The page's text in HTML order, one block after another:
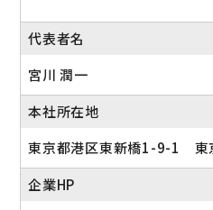
代表者名
宮川 潤一
本社所在地
東京都港区東新橋1-9-1 東
企業HP